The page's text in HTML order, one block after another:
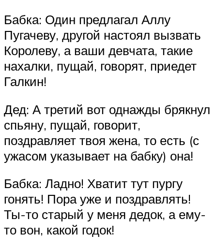
Бабка: Один предлагал Аллу
Пугачеву, другой настоял вызвать
Королеву, а ваши девчата, такие
нахалки, пущай, говорят, приедет
Галкин!
Дед: А третий вот однажды брякнул
спьяну, пущай, говорит,
поздравляет твоя жена, то есть (с
ужасом указывает на бабку) она!
Бабка: Ладно! Хватит тут пургу
гонять! Пора уже и поздравлять!
Ты-то старый у меня дедок, а ему-
то вон, какой годок!